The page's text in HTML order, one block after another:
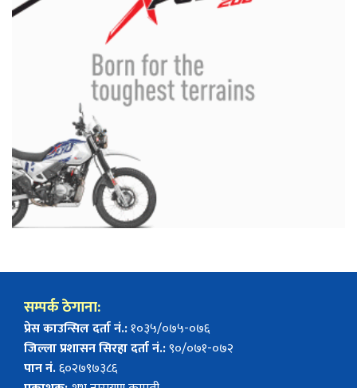
सम्पर्क ठेगाना:
प्रेस काउन्सिल दर्ता नं.:१०३५/०७५-०७६
जिल्ला प्रशासन सिरहा दर्ता नं.:९०/०७१-०७२
पान नं.६०२७९७३८६